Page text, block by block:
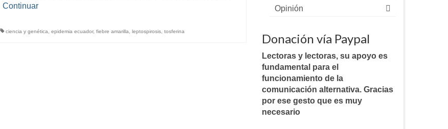
Continuar
ciencia y genética epidemia ecuador, fiebre amarilla leptospirosis, tosferina
Opinión
Donación vía Paypal
Lectoras y lectoras, su apoyo es
fundamental para el
funcionamiento de la
comunicación alternativa. Gracias
por ese gesto que es muy
necesario